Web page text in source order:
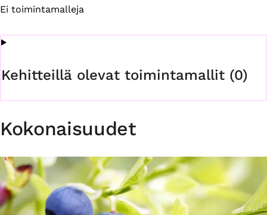
Ei toimintamalleja
Kehitteillä olevat toimintamallit (0)
Kokonaisuudet